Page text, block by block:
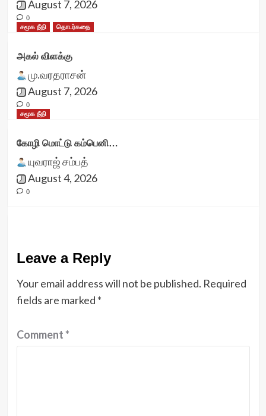
August 7, 2026
0
சமூக நீதி
தொடர்கதை
அகல் விளக்கு
மு.வரதராசன்
August 7, 2026
0
சமூக நீதி
கோழி மொட்டு கம்பெனி…
யுவராஜ் சம்பத்
August 4, 2026
0
Leave a Reply
Your email address will not be published. Required
fields are marked *
Comment*